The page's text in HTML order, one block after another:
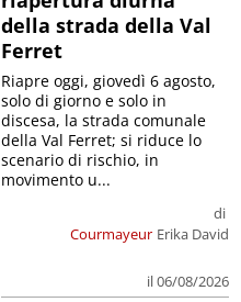
della strada della Val
Ferret
Courmayeur
di
Erika David
il 06/08/2026
Riapre oggi, giovedì 6 agosto,
solo di giorno e solo in
discesa, la strada comunale
della Val Ferret; si riduce lo
scenario di rischio, in
movimento u...